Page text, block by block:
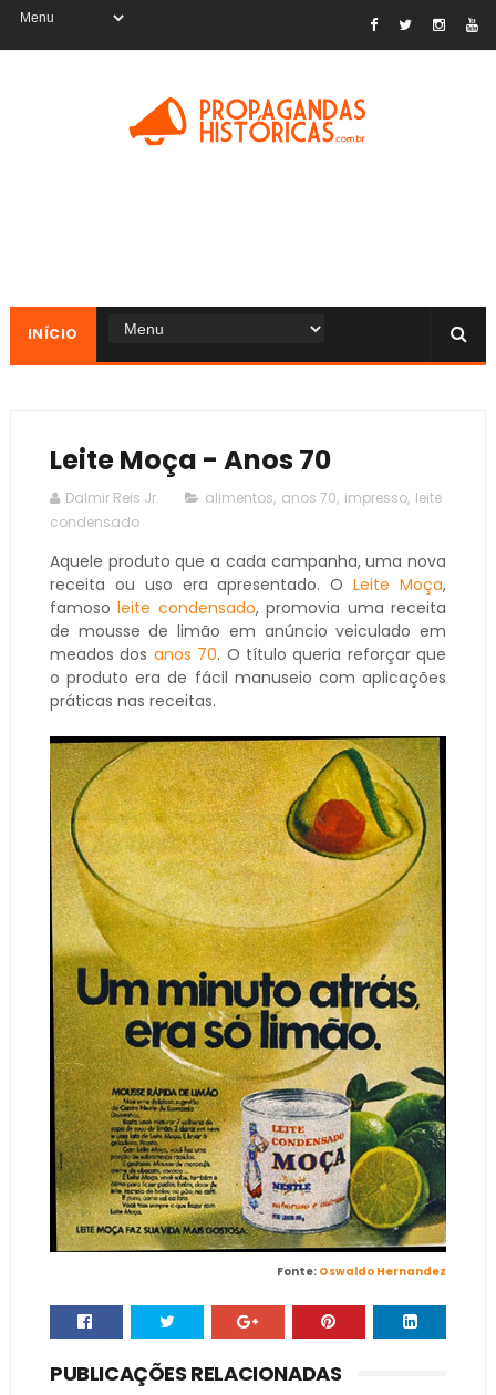
INÍCIO
Leite Moça - Anos 70
Dalmir Reis Jr. alimentos, anos 70, impresso, leite
condensado
Aquele produto que a cada campanha, uma nova
receita ou uso era apresentado. OLeite Moça,
famosoleite condensado, promovia uma receita
de mousse de limão em anúncio veiculado em
meados dos anos 70. O título queria reforçar que
o produto era de fácil manuseio com aplicações
práticas nas receitas.
Fonte: Oswaldo Hernandez
PUBLICAÇÕES RELACIONADAS